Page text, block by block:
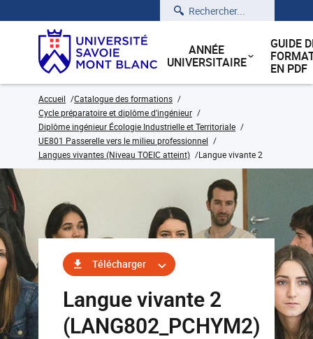
Rechercher
ANNÉE
UNIVERSITAIRE
GUIDE
EN PDF
Accueil
Catalogue des formations
Cycle préparatoire et diplôme d'ingénieur
Diplôme ingénieur Écologie Industrielle et Territoriale
UE801 Passerelle vers le milieu professionnel
Langues vivantes (Niveau TOEIC atteint)
Langue vivante 2
Télécharger
Langue vivante 2
(LANG802_PCHYM2)